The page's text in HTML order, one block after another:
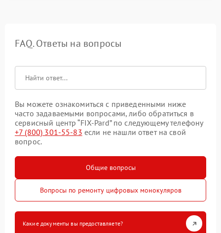
FAQ. Ответы на вопросы
Вы можете ознакомиться с приведенными ниже
часто задаваемыми вопросами, либо обратиться в
сервисный центр “FIX-Pard” по следующему телефону
+7 (800) 301-55-83 если не нашли ответ на свой
вопрос.
Общие вопросы
Вопросы по ремонту цифровых монокуляров
Какие документы вы предоставляете?